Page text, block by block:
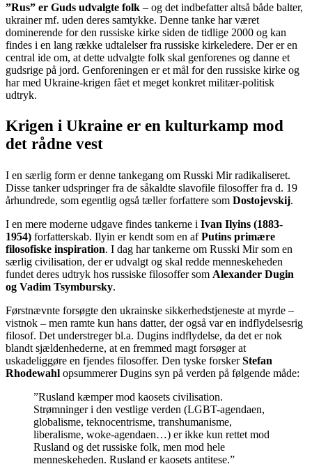
”Rus” er Guds udvalgte folk – og det indbefatter altså både balter,
ukrainer mf. uden deres samtykke. Denne tanke har været
dominerende for den russiske kirke siden de tidlige 2000 og kan
findes i en lang række udtalelser fra russiske kirkeledere. Der er en
central ide om, at dette udvalgte folk skal genforenes og danne et
gudsrige på jord. Genforeningen er et mål for den russiske kirke og
har med Ukraine-krigen fået et meget konkret militær-politisk
udtryk.
Krigen i Ukraine er en kulturkamp mod
det rådne vest
I en særlig form er denne tankegang om Russki Mir radikaliseret.
Disse tanker udspringer fra de såkaldte slavofile filosoffer fra d. 19
århundrede, som egentlig også tæller forfattere som Dostojevskij.
I en mere moderne udgave findes tankerne i Ivan Ilyins (1883-
1954) forfatterskab. Ilyin er kendt som en afPutins primære
filosofiske inspiration. I dag har tankerne om Russki Mir som en
særlig civilisation, der er udvalgt og skal redde menneskeheden
fundet deres udtryk hos russiske filosoffer som Alexander Dugin
og Vadim Tsymbursky.
Førstnævnte forsøgte den ukrainske sikkerhedstjeneste at myrde –
vistnok – men ramte kun hans datter, der også var en indflydelsesrig
filosof. Det understreger bl.a. Dugins indflydelse, da det er nok
blandt sjældenhederne, at en fremmed magt forsøger at
uskadeliggøre en fjendes filosoffer. Den tyske forskerStefan
Rhodewahl opsummerer Dugins syn på verden på følgende måde:
”Rusland kæmper mod kaosets civilisation.
Strømninger i den vestlige verden (LGBT-agendaen,
globalisme, teknocentrisme, transhumanisme,
liberalisme, woke-agendaen…) er ikke kun rettet mod
Rusland og det russiske folk, men mod hele
menneskeheden. Rusland er kaosets antitese.”